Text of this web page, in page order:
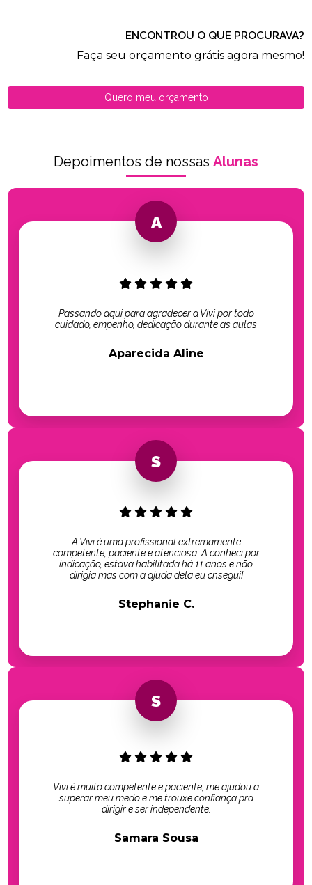
ENCONTROU O QUE PROCURAVA?
Faça seu orçamento grátis agora mesmo!
Quero meu orçamento
Depoimentos de nossas Alunas
Passando aqui para agradecer a Vivi por todo
cuidado, empenho, dedicação durante as aulas
Aparecida Aline
A Vivi é uma profissional extremamente
competente, paciente e atenciosa. A conheci por
indicação, estava habilitada há 11 anos e não
dirigia mas com a ajuda dela eu cnsegui!
Stephanie C.
Vivi é muito competente e paciente, me ajudou a
superar meu medo e me trouxe confiança pra
dirigir e ser independente.
Samara Sousa